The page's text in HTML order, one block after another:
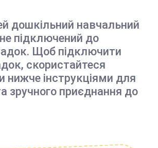
дошкільний навчальний
підключений до
Щоб підключити
скористайтеся
нижче інструкціями для
зручного приєднання до